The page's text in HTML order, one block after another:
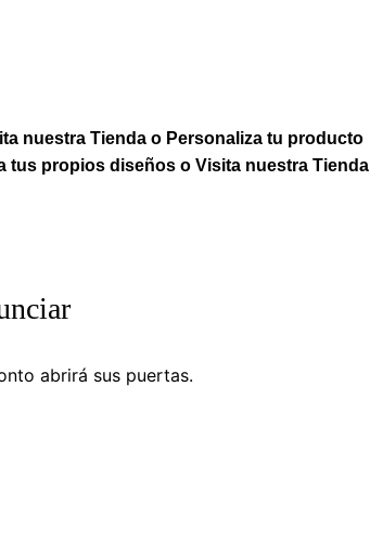
nuestra Tienda o Personaliza tu producto
tus propios diseños o Visita nuestra Tienda
abrirá sus puertas.